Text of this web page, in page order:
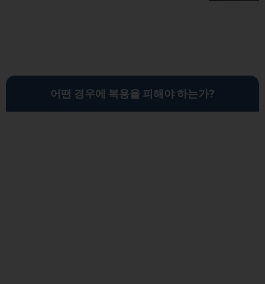
어떤 경우에 복용을 피해야 하는가?